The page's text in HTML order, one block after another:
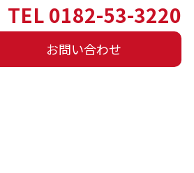
TEL 0182-53-3220
お問い合わせ